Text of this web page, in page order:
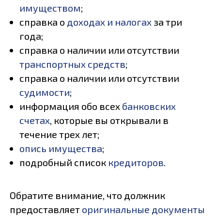
имуществом;
справка о доходах и налогах за три
года;
справка о наличии или отсутствии
транспортных средств;
справка о наличии или отсутствии
судимости;
информация обо всех банковских
счетах, которые вы открывали в
течение трех лет;
опись имущества;
подробный список кредиторов.
Обратите внимание, что должник
предоставляет оригинальные документы